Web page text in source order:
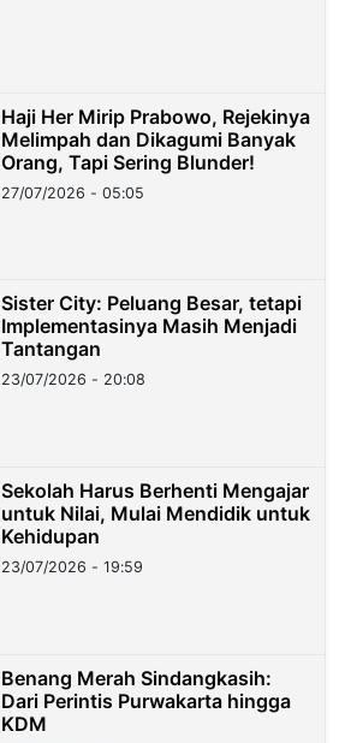
Haji Her Mirip Prabowo, Rejekinya
Melimpah dan Dikagumi Banyak
Orang, Tapi Sering Blunder!
27/07/2026 - 05:05
Sister City: Peluang Besar, tetapi
Implementasinya Masih Menjadi
Tantangan
23/07/2026 - 20:08
Sekolah Harus Berhenti Mengajar
untuk Nilai, Mulai Mendidik untuk
Kehidupan
23/07/2026 - 19:59
Benang Merah Sindangkasih:
Dari Perintis Purwakarta hingga
KDM